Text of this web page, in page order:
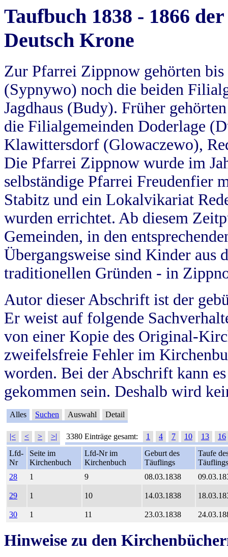
Taufbuch 1838 - 1866
Deutsch Krone
Zur Pfarrei Zippnow gehörten
(Sypnywo) noch die beiden
Jagdhaus (Budy). Früher
die Filialgemeinden Doderlage
Klawittersdorf (Glowaczewo),
Die Pfarrei Zippnow wurde im
selbständige Pfarrei Freudenfier
Stabitz und ein Lokalvikariat
wurden errichtet. Ab diesem
Gemeinden, in den
Übergangsweise sind Kinder aus
traditionellen Gründen - in
Autor dieser Abschrift ist der
Er weist auf folgende
von einer Kopie des Original-
zweifelsfreie Fehler im
worden. Bei der Abschrift kann
gekommen sein. Deshalb wird
Alles Suchen Auswahl Detail
|< < > >| 3380 Einträge gesamt: 1 4 7 10 13
16
Lfd-
Nr
Seite im
Kirchenbuch
Lfd-Nr im
Kirchenbuch
Geburt des
Täuflings
Taufe
Täuflings
28
1 9 08.03.1838
29 1 10 14.03.1838
30 1 11 23.03.1838
Hinweise zu den